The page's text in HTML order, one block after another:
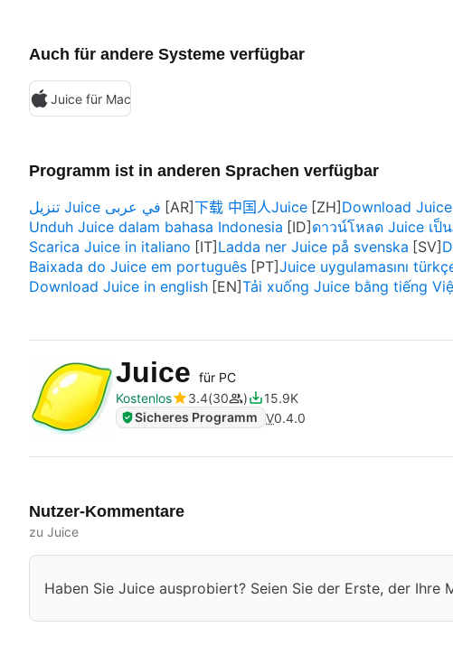
Auch für andere Systeme verfügbar
Juice für Mac
Programm ist in anderen Sprachen verfügbar
تنزيل Juice في عربى
下载 中国人Juice Download
Unduh Juice dalam bahasa Indonesia
ดาวน์โหลด Juice เป็
Scarica Juice in italiano
Ladda ner Juice på svenska
Baixada do Juice em português
Juice uygulamasını
Download Juice in english
Tải xuống Juice bằng tiếng
Juice für PC
Kostenlos
3.4 30
15.9K
Sicheres Programm V0.4.0
Nutzer-Kommentare
zu Juice
Haben Sie Juice ausprobiert? Seien Sie der Erste, der Ihre